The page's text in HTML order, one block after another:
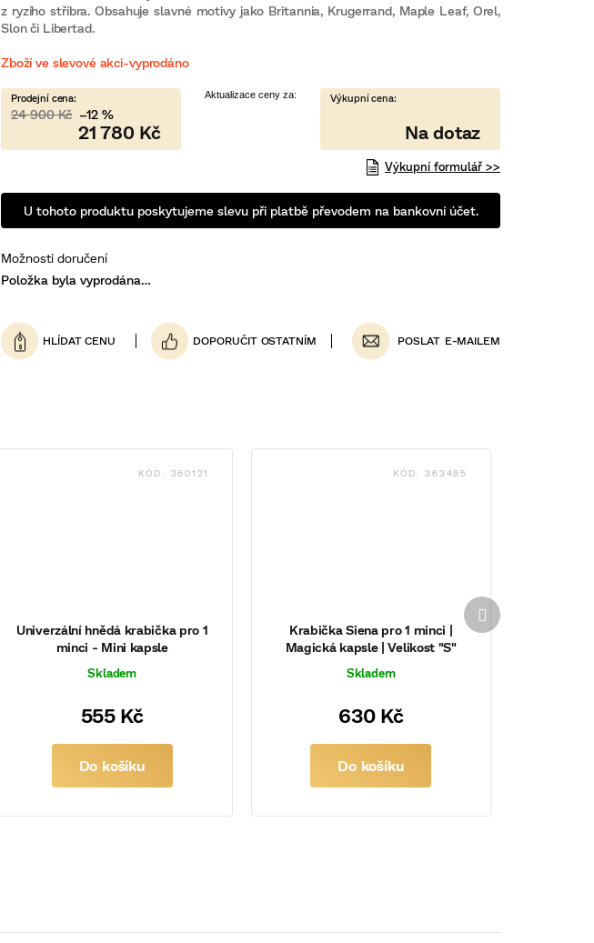
Zboží ve slevové akci-vyprodáno
Možnosti doručení
Položka byla vyprodána…
z ryzího stříbra. Obsahuje slavné motivy jako Britannia, Krugerrand, Maple Leaf, Orel,
Slon či Libertad.
POSLAT
z
5
24 900 Kč –12 %
21 780 Kč
Výkupní formulář >>
U tohoto produktu poskytujeme slevu při platbě převodem na bankovní účet.
Univerzální hnědá krabička pro 1
minci - Mini kapsle
Skladem
555 Kč
Do košíku
KÓD: 360121
Krabička Siena pro 1 minci |
Magická kapsle | Velikost "S"
Skladem
630 Kč
Do košíku
KÓD:363485
Další
produkt